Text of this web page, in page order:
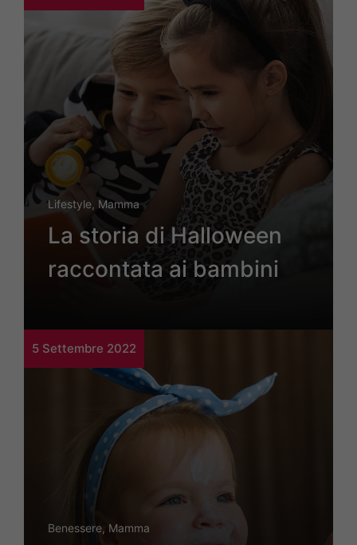
Lifestyle, Mamma
La storia di Halloween
raccontata ai bambini
5 Settembre 2022
Benessere, Mamma